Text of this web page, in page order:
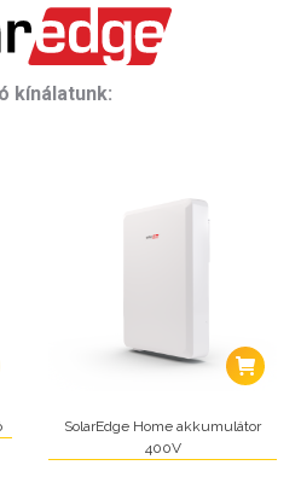
kínálatunk:
SolarEdge Home akkumulátor
400V